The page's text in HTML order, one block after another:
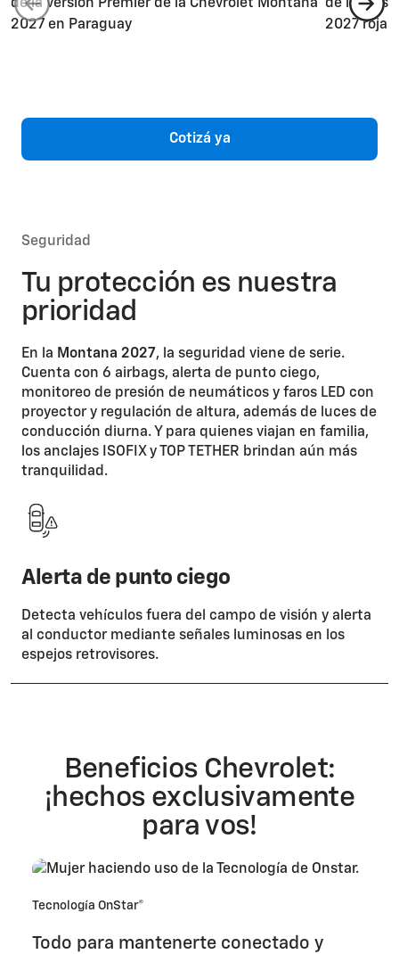
Cotizá ya
Seguridad
Tu protección es nuestra
prioridad
En la Montana 2027, la seguridad viene de serie.
Cuenta con 6 airbags, alerta de punto ciego,
monitoreo de presión de neumáticos y faros LED con
proyector y regulación de altura, además de luces de
conducción diurna. Y para quienes viajan en familia,
los anclajes ISOFIX y TOP TETHER brindan aún más
tranquilidad.
Alerta de punto ciego
Detecta vehículos fuera del campo de visión y alerta
al conductor mediante señales luminosas en los
espejos retrovisores.
Beneficios Chevrolet:
¡hechos exclusivamente
para vos!
Tecnología OnStar®
Todo para mantenerte conectado y